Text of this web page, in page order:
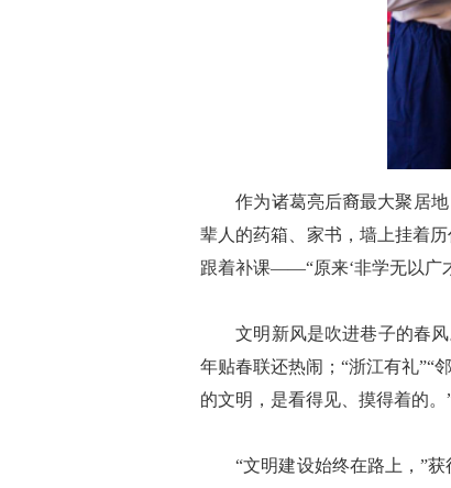
作为诸葛亮后裔最大聚居地
辈人的药箱、家书，墙上挂着
跟着补课——“原来‘非学无以广
文明新风是吹进巷子的春风
年贴春联还热闹；“浙江有礼”“
的文明，是看得见、摸得着的。
“文明建设始终在路上，”获